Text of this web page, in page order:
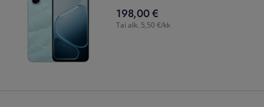
198,00 €
198,00€
Tai alk. 5,50 €/kk